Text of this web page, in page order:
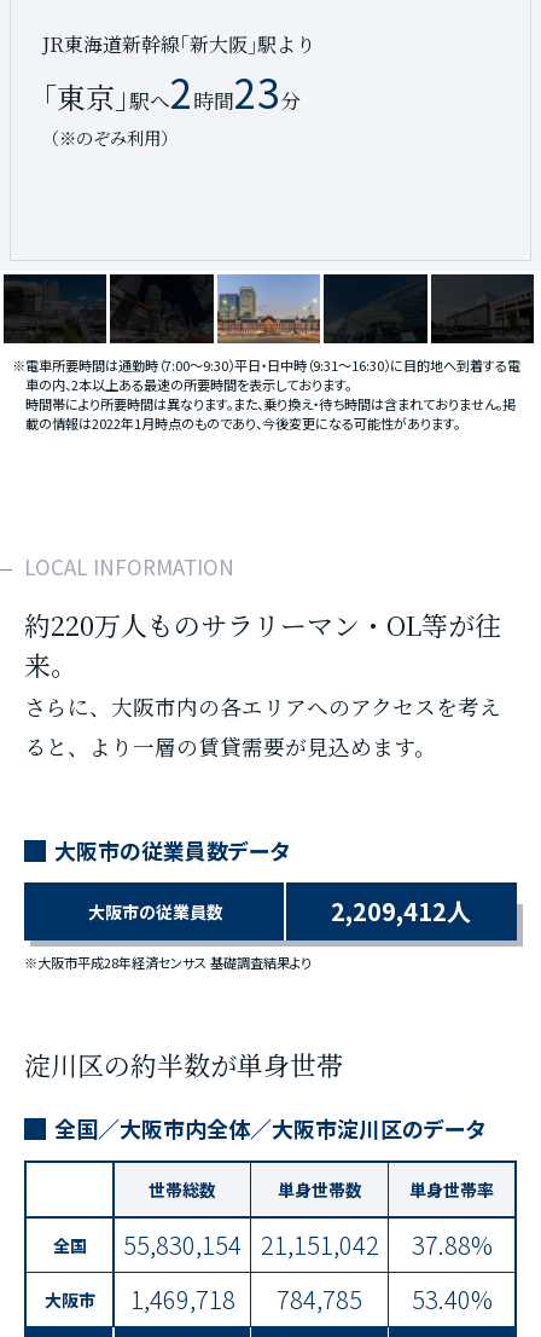
JR東海道新幹線｢新大阪｣駅より
｢名古屋｣駅へ47分
（※のぞみ利用）
JR東海道新幹線｢新大阪｣駅より
｢東京｣駅へ2時間23分
（※のぞみ利用）
JR東海道新幹線｢新大阪｣駅より
｢博多｣駅へ2時間28分
（※のぞみ利用）
JR東海道新幹線｢新大阪｣駅より
｢広島｣駅へ1時間20分
（※のぞみ利用）
※電車所要時間は通勤時（7:00〜9:30）平日・日中時（9:31〜16:30）に目的地へ到着する電
車の内、2本以上ある最速の所要時間を表示しております。
時間帯により所要時間は異なります。また、乗り換え・待ち時間は含まれておりません。掲
載の情報は2022年1月時点のものであり、今後変更になる可能性があります。
LOCAL INFORMATION
約220万人ものサラリーマン・OL等が往
来。
さらに、大阪市内の各エリアへのアクセスを考え
ると、より一層の賃貸需要が見込めます。
大阪市の従業員数データ
大阪市の従業員数 2,209,412人
※大阪市平成28年経済センサス 基礎調査結果より
淀川区の約半数が単身世帯
全国／大阪市内全体／大阪市淀川区のデータ
世帯総数 単身世帯数 単身世帯率
全国 55,830,154 21,151,042 37.88%
大阪市 1,469,718 784,785 53.40%